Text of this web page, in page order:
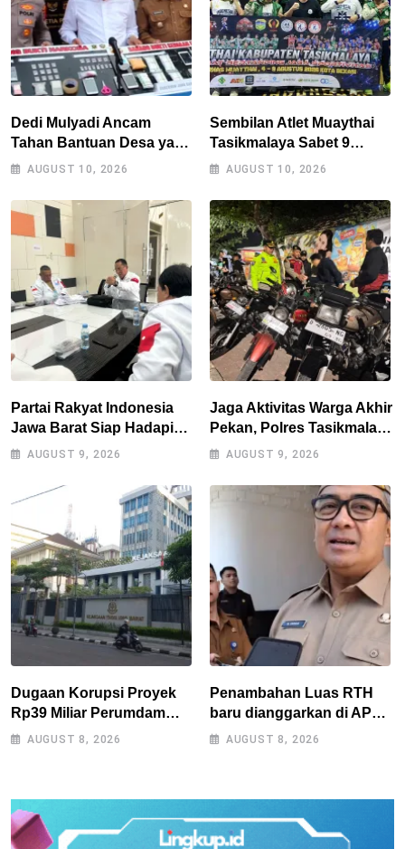
Dedi Mulyadi Ancam
Tahan Bantuan Desa yang
Masih Ditemukan
AUGUST 10, 2026
Sembilan Atlet Muaythai
Tasikmalaya Sabet 9
Medali di Kejurnas Bekasi,
Porprov Jabar 2026
AUGUST 10, 2026
Partai Rakyat Indonesia
Jawa Barat Siap Hadapi
Pemilu 2029
AUGUST 9, 2026
Jaga Aktivitas Warga Akhir
Pekan, Polres Tasikmalaya
Gencarkan Patroli Blue
AUGUST 9, 2026
Dugaan Korupsi Proyek
Rp39 Miliar Perumdam
Tirta Darma Ayu Disorot,
AUGUST 8, 2026
Penambahan Luas RTH
baru dianggarkan di APBD
2027, Walikota tidak
AUGUST 8, 2026